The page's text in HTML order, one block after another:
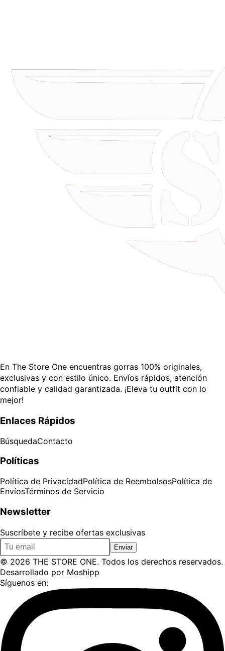
En The Store One encuentras gorras 100% originales,
exclusivas y con estilo único. Envíos rápidos, atención
confiable y calidad garantizada. ¡Eleva tu outfit con lo
mejor!
Enlaces Rápidos
BúsquedaContacto
Políticas
Política de PrivacidadPolítica de ReembolsosPolítica de
EnvíosTérminos de Servicio
Newsletter
Suscríbete y recibe ofertas exclusivas
Enviar
© 2026 THE STORE ONE. Todos los derechos reservados.
Desarrollado por Moshipp
Síguenos en: